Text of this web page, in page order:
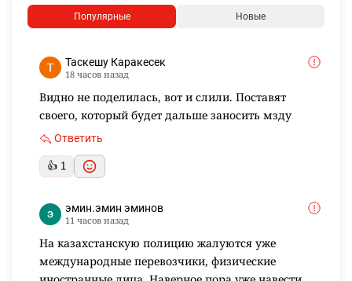
Популярные Новые
Таскешу Каракесек
18 часов назад
Видно не поделилась, вот и слили. Поставят
своего, который будет дальше заносить мзду
Ответить
👍 1
эмин.эмин эминов
11 часов назад
На казахстанскую полицию жалуются уже
международные перевозчики, физические